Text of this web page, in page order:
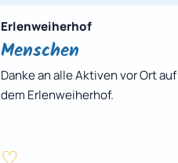
Erlenweiherhof
Menschen
Danke an alle Aktiven vor Ort auf
dem Erlenweiherhof.